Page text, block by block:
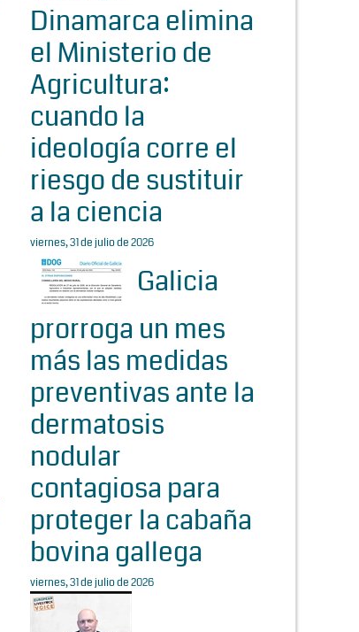
Dinamarca elimina
el Ministerio de
Agricultura:
cuando la
ideología corre el
riesgo de sustituir
a la ciencia
viernes, 31 de julio de 2026
Galicia
prorroga un mes
más las medidas
preventivas ante la
dermatosis
nodular
contagiosa para
proteger la cabaña
bovina gallega
viernes, 31 de julio de 2026